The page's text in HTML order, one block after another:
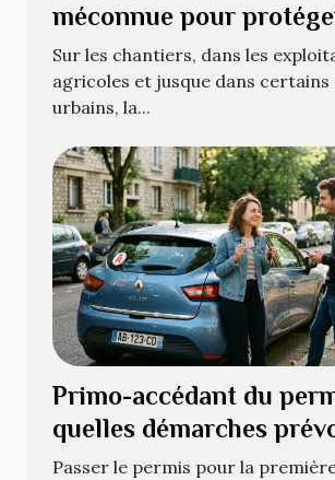
méconnue pour
équipements atypiques
Sur les chantiers, dans les
agricoles et jusque dans certains
urbains, la...
Primo-accédant du
quelles démarches
Passer le permis pour la